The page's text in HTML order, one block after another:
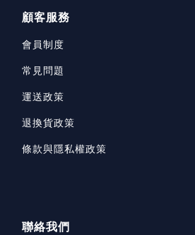
顧客服務
會員制度
常見問題
運送政策
退換貨政策
條款與隱私權政策
聯絡我們